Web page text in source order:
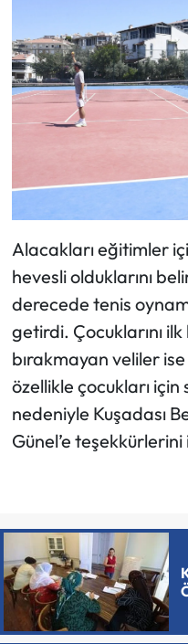
Alacakları eğitimler
hevesli olduklarını
derecede tenis
getirdi. Çocuklarını
bırakmayan veliler
özellikle çocukları
nedeniyle Kuşadası
Günel’e teşekkürlerini